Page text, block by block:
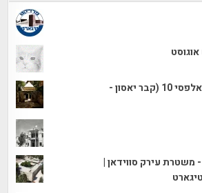
קבר שודד הים מרחוב אלפסי 10 (קבר יאסון -
עירק סווידאן |